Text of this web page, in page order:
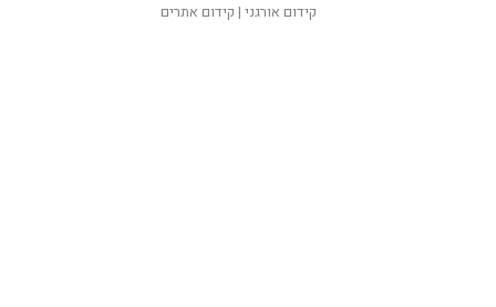
קידום אורגני | קידום אתרים